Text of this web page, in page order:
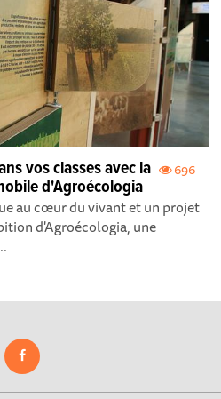
696
vos classes avec la
d'Agroécologia
au cœur du vivant et un projet
d'Agroécologia, une